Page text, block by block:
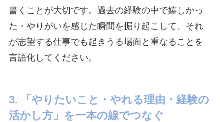
書くことが大切です。過去の経験の中で嬉しかっ
た・やりがいを感じた瞬間を掘り起こして、それ
が志望する仕事でも起きうる場面と重なることを
言語化してください。
3. 「やりたいこと・やれる理由・経験の
活かし方」を一本の線でつなぐ